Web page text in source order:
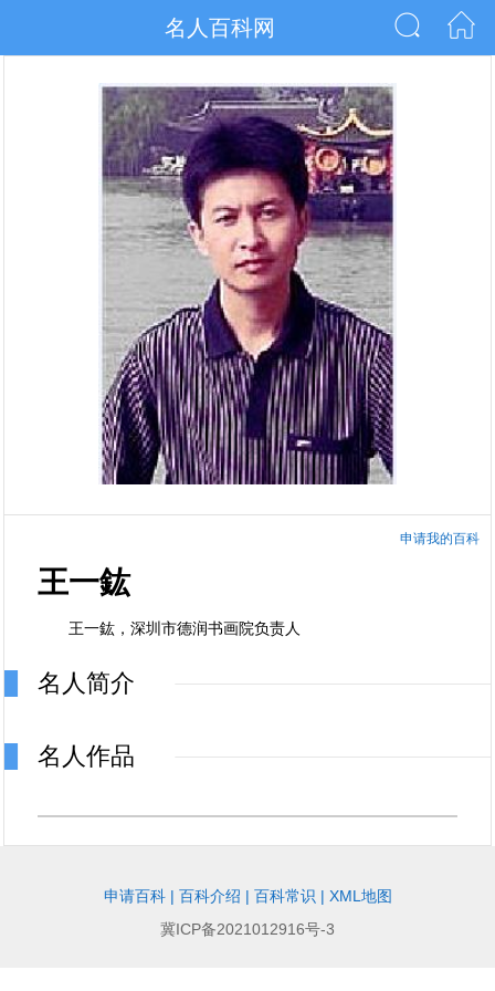
名人百科网
申请我的百科
王一鈜
王一鈜，深圳市德润书画院负责人
名人简介
名人作品
申请百科| 百科介绍 | 百科常识 | XML地图
冀ICP备2021012916号-3